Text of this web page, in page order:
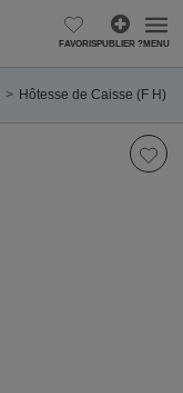
FAVORISPUBLIER ?MENU
Hôtesse de Caisse (F H)